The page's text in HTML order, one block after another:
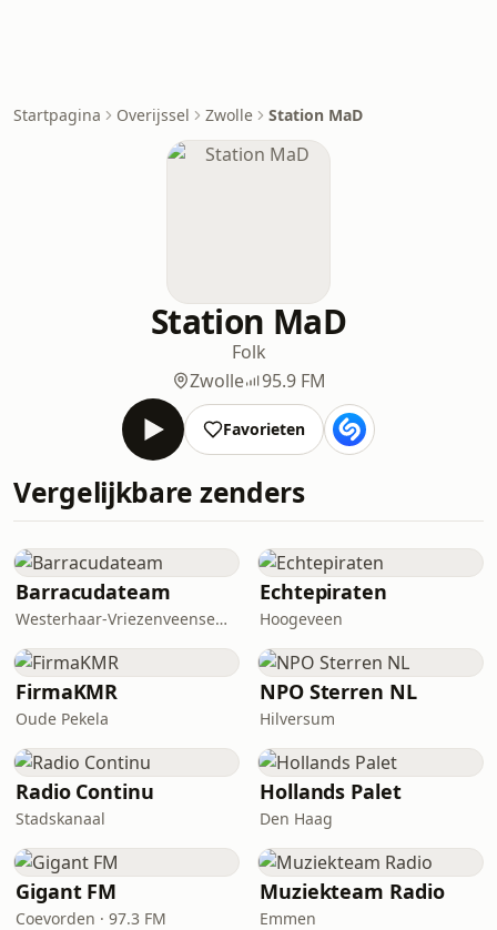
Startpagina Overijssel Zwolle Station MaD
Station MaD
Folk
Zwolle
95.9 FM
Favorieten
Vergelijkbare zenders
Barracudateam
Westerhaar-Vriezenveensewijk
Echtepiraten
Hoogeveen
FirmaKMR
Oude Pekela
NPO Sterren NL
Hilversum
Radio Continu
Stadskanaal
Hollands Palet
Den Haag
Gigant FM
Coevorden · 97.3 FM
Muziekteam Radio
Emmen